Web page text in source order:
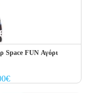
Space FUN Αγόρι
€Current
price